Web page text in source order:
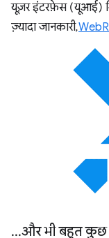
यूज़र इंटरफ़ेस (यूआई)
ज़्यादा जानकारी,
...और भी बहुत कुछ